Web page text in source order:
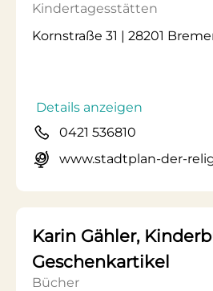
Kindertagesstätten
Kornstraße 31 | 28201
Details anzeigen
0421 536810
www.stadtplan-der-
Karin Gähler,
Geschenkartikel
Bücher